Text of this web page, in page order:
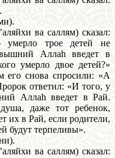
ва саллям) сказал:
умерло трое детей не
Аллаh введет в
умерло двое детей?»
его снова спросили: «А
ответил: «И того, у
Аллаh введет в Рай.
даже тот ребенок,
их в Рай, если родители,
будут терпеливы».
ва саллям) сказал: